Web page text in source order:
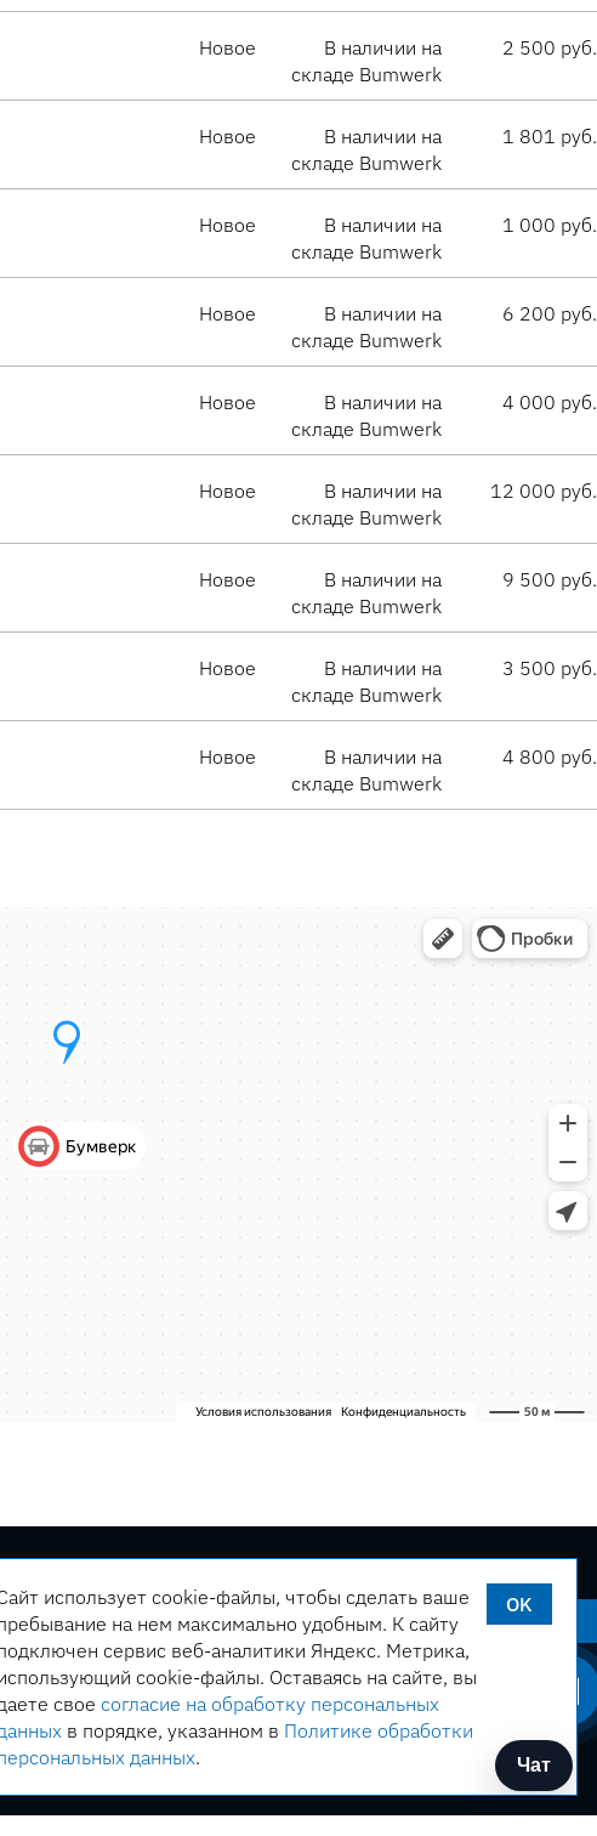
Новое
В наличии на
складе Bumwerk
2 500 руб.
Новое
В наличии на
складе Bumwerk
1 801 руб.
Новое
В наличии на
складе Bumwerk
1 000 руб.
Новое
В наличии на
складе Bumwerk
6 200 руб.
Новое
В наличии на
складе Bumwerk
4 000 руб.
Новое
В наличии на
складе Bumwerk
12 000 руб.
Новое
В наличии на
складе Bumwerk
9 500 руб.
Новое
В наличии на
складе Bumwerk
3 500 руб.
Новое
В наличии на
складе Bumwerk
4 800 руб.
Оставить заявку
сервиса
использует cookie-файлы, чтобы сделать ваше
на нем максимально удобным. К cайту
сервис веб-аналитики Яндекс. Метрика,
cookie-файлы. Оставаясь на сайте, вы
свое согласие на обработку персональных
в порядке, указанном в Политике обработки
данных.
OK
Чат